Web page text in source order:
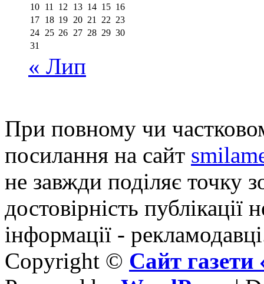
10 11 12 13 14 15 16
17 18 19 20 21 22 23
24 25 26 27 28 29 30
31
« Лип
При повному чи
посилання на сайт
не завжди поділяє точку
достовірність публікації
інформації -
Copyright © Сайт